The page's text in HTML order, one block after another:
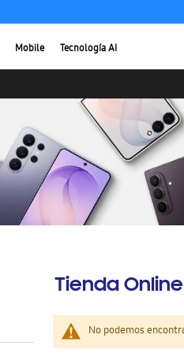
Mobile Tecnología AI
Tienda Online
No podemos